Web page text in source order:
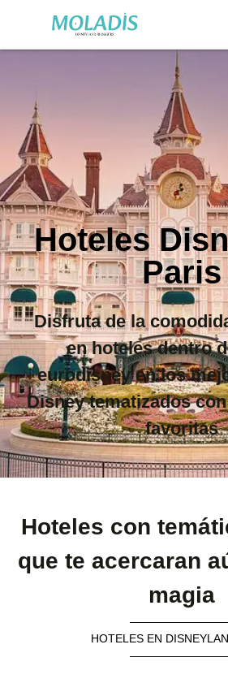
Hoteles
Paris
Disfruta de la
en hoteles dentro
eurodisney en los
Disney tematizados
favoritas
Hoteles con
que te acercaran
magia
HOTELES EN